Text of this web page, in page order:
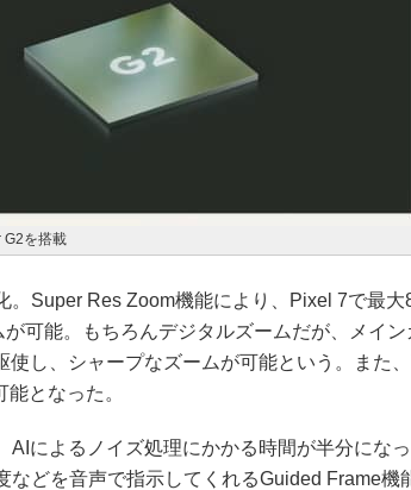
G2を搭載
Super Res Zoom機能により、Pixel 7で最大
可能。もちろんデジタルズームだが、メイン
使し、シャープなズームが可能という。また
となった。
によるノイズ処理にかかる時間が半分にな
などを音声で指示してくれるGuided Frame機